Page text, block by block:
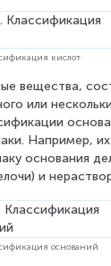
кислот
вещества,
или
Например,
основания
и
оснований